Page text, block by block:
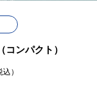
コンパクト）
込）